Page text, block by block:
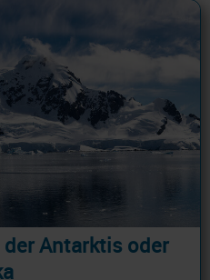
Antarktis oder